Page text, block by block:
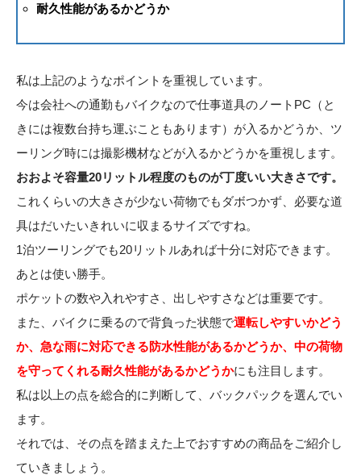
耐久性能があるかどうか
私は上記のようなポイントを重視しています。
今は会社への通勤もバイクなので仕事道具のノートPC（と
きには複数台持ち運ぶこともあります）が入るかどうか、ツ
ーリング時には撮影機材などが入るかどうかを重視します。
おおよそ容量20リットル程度のものが丁度いい大きさです。
これくらいの大きさが少ない荷物でもダボつかず、必要な道
具はだいたいきれいに収まるサイズですね。
1泊ツーリングでも20リットルあれば十分に対応できます。
あとは使い勝手。
ポケットの数や入れやすさ、出しやすさなどは重要です。
また、バイクに乗るので背負った状態で運転しやすいかどう
か、急な雨に対応できる防水性能があるかどうか、中の荷物
を守ってくれる耐久性能があるかどうかにも注目します。
私は以上の点を総合的に判断して、バックパックを選んでい
ます。
それでは、その点を踏まえた上でおすすめの商品をご紹介し
ていきましょう。